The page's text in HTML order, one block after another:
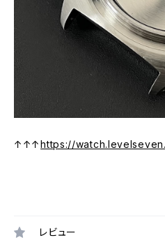
↑↑↑https://
レビュー